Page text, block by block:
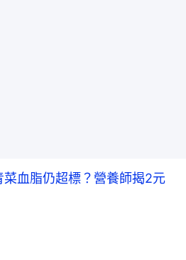
血脂仍超標？營養師揭2元